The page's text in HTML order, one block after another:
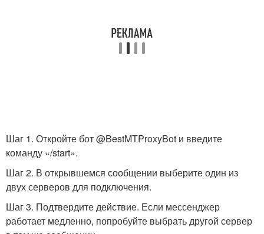
Шаг 1. Откройте бот @BestMTProxyBot и введите
команду «/start».
Шаг 2. В открывшемся сообщении выберите один из
двух серверов для подключения.
Шаг 3. Подтвердите действие. Если мессенджер
работает медленно, попробуйте выбрать другой сервер